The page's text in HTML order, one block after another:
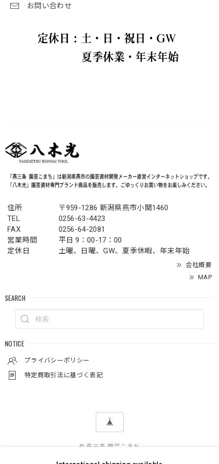
お問い合わせ
住所
〒959-1286 新潟県燕市小関1460
TEL
0256-63-4423
FAX
0256-64-2081
営業時間
平日 9：00-17：00
定休日
土曜、日曜、GW、夏季休暇、年末年始
会社概要
MAP
SEARCH
NOTICE
プライバシーポリシー
特定商取引法に基づく表記
© 燕三条 園芸こまち